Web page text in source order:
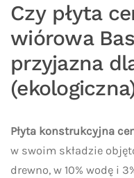
Czy płyta
wiórowa
przyjazna
Płyta konstrukcyjna
w swoim składzie
drewno, w 10% wodę i